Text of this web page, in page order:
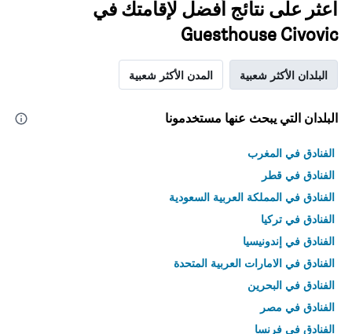
اعثر على نتائج أفضل لإقامتك في
Guesthouse Civovic
البلدان الأكثر شعبية المدن الأكثر شعبية
البلدان التي يبحث عنها مستخدمونا
الفنادق في المغرب
الفنادق في قطر
الفنادق في المملكة العربية السعودية
الفنادق في تركيا
الفنادق في إندونيسيا
الفنادق في الامارات العربية المتحدة
الفنادق في البحرين
الفنادق في مصر
الفنادق في فرنسا